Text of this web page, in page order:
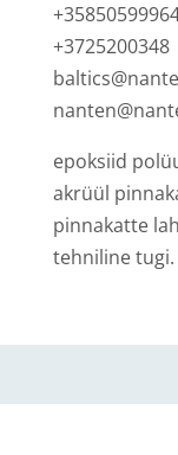
+3725200348
epoksiid
akrüül
pinnakatte
tehniline tugi.